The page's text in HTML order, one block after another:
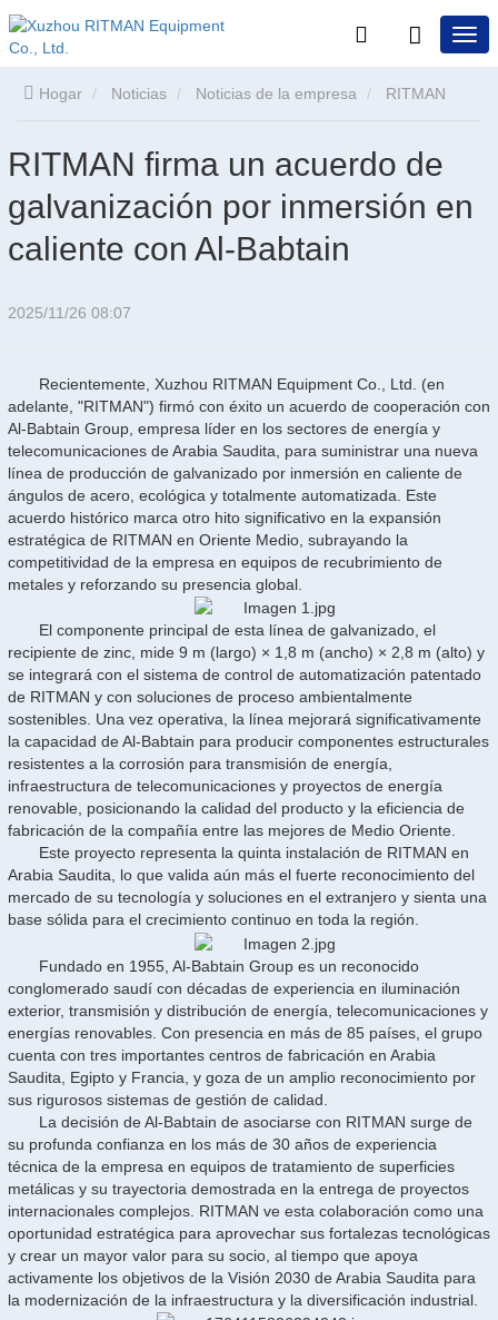
Hogar Noticias Noticias de la empresa
con Al-Babtain
RITMAN firma un acuerdo de
galvanización por inmersión en
caliente con Al-Babtain
2025/11/26 08:07
Recientemente, Xuzhou RITMAN Equipment Co., Ltd. (en
adelante, "RITMAN") firmó con éxito un acuerdo de cooperación con
Al-Babtain Group, empresa líder en los sectores de energía y
telecomunicaciones de Arabia Saudita, para suministrar una nueva
línea de producción de galvanizado por inmersión en caliente de
ángulos de acero, ecológica y totalmente automatizada. Este
acuerdo histórico marca otro hito significativo en la expansión
estratégica de RITMAN en Oriente Medio, subrayando la
competitividad de la empresa en equipos de recubrimiento de
metales y reforzando su presencia global.
El componente principal de esta línea de galvanizado, el
recipiente de zinc, mide 9 m (largo) × 1,8 m (ancho) × 2,8 m (alto) y
se integrará con el sistema de control de automatización patentado
de RITMAN y con soluciones de proceso ambientalmente
sostenibles. Una vez operativa, la línea mejorará significativamente
la capacidad de Al-Babtain para producir componentes estructurales
resistentes a la corrosión para transmisión de energía,
infraestructura de telecomunicaciones y proyectos de energía
renovable, posicionando la calidad del producto y la eficiencia de
fabricación de la compañía entre las mejores de Medio Oriente.
Este proyecto representa la quinta instalación de RITMAN en
Arabia Saudita, lo que valida aún más el fuerte reconocimiento del
mercado de su tecnología y soluciones en el extranjero y sienta una
base sólida para el crecimiento continuo en toda la región.
Fundado en 1955, Al-Babtain Group es un reconocido
conglomerado saudí con décadas de experiencia en iluminación
exterior, transmisión y distribución de energía, telecomunicaciones y
energías renovables. Con presencia en más de 85 países, el grupo
cuenta con tres importantes centros de fabricación en Arabia
Saudita, Egipto y Francia, y goza de un amplio reconocimiento por
sus rigurosos sistemas de gestión de calidad.
La decisión de Al-Babtain de asociarse con RITMAN surge de
su profunda confianza en los más de 30 años de experiencia
técnica de la empresa en equipos de tratamiento de superficies
metálicas y su trayectoria demostrada en la entrega de proyectos
internacionales complejos. RITMAN ve esta colaboración como una
oportunidad estratégica para aprovechar sus fortalezas tecnológicas
y crear un mayor valor para su socio, al tiempo que apoya
activamente los objetivos de la Visión 2030 de Arabia Saudita para
la modernización de la infraestructura y la diversificación industrial.